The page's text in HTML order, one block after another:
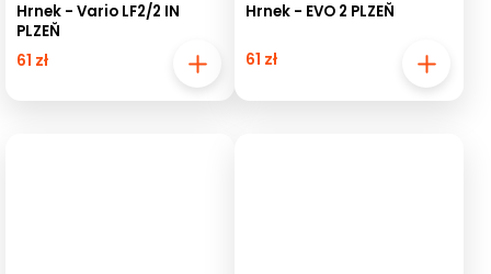
Hrnek - Vario LF2/2 IN
PLZEŇ
61 zł
Hrnek - EVO 2 PLZEŇ
61 zł